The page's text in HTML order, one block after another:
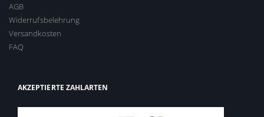
AGB
Widerrufsbelehrung
Versandkosten
FAQ
AKZEPTIERTE ZAHLARTEN